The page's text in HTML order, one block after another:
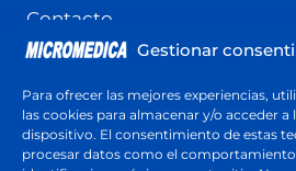
Gestionar
Para ofrecer las mejores experiencias,
las cookies para almacenar y/o acceder
dispositivo. El consentimiento de estas
procesar datos como el
Contacto
Terminos y Condiciones
Política de cookies (UE)